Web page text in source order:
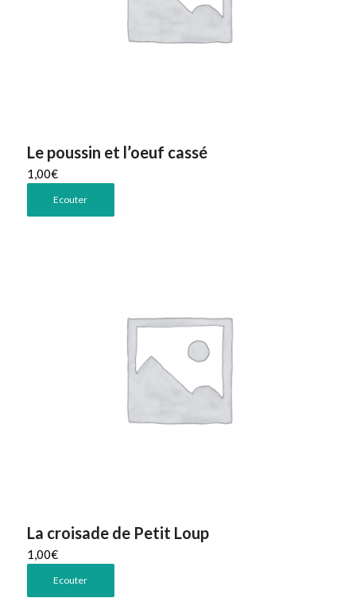
Le poussin et l’oeuf cassé
1,00€
Ecouter
La croisade de Petit Loup
1,00€
Ecouter